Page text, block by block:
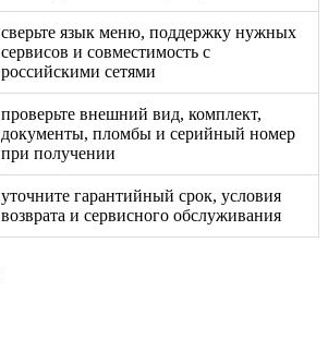
сверьте язык меню, поддержку нужных
сервисов и совместимость с
российскими сетями
проверьте внешний вид, комплект,
документы, пломбы и серийный номер
при получении
уточните гарантийный срок, условия
возврата и сервисного обслуживания